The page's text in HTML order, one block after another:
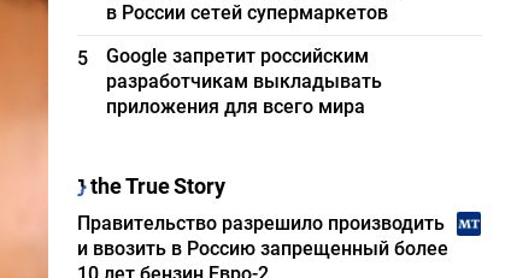
в России сетей супермаркетов
5
Google запретит российским
разработчикам выкладывать
приложения для всего мира